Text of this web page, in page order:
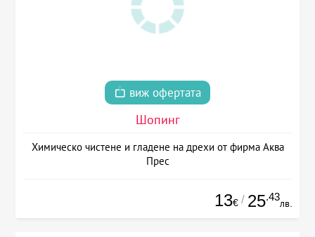
виж офертата
Шопинг
Химическо чистене и гладене на дрехи от фирма Аква
Прес
13€ / 25.43
лв.